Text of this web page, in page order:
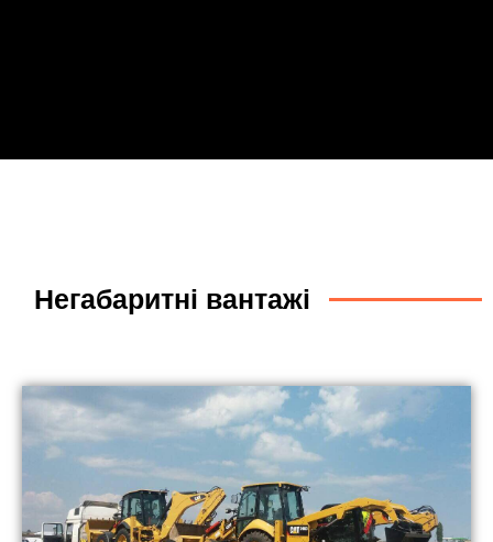
Негабаритні вантажі